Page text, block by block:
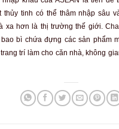
trọng hơn là tạo ra
tranh với sản phẩm của
lọ thủy tinh HCMđã có
những điều kiện thuận
vốn đầu tư từ nước ngoài,
khoa học công nghệ,